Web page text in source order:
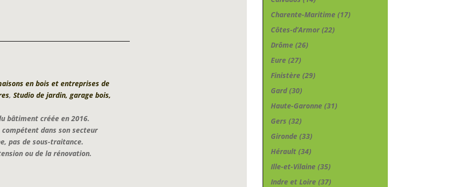
en bois et entreprises de
,Studio de jardin, garage bois,
bâtiment créée en 2016.
dans son secteur
pas de sous-traitance.
ou de la rénovation.
Charente-Maritime (17)
Côtes-d’Armor (22)
Drôme (26)
Eure (27)
Finistère (29)
Gard (30)
Haute-Garonne (31)
Gers (32)
Gironde (33)
Hérault (34)
Ille-et-Vilaine (35)
Indre et Loire (37)